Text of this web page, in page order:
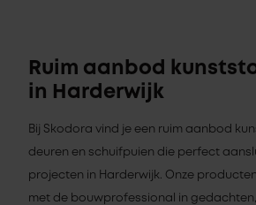
Ruim aanbod
in Harderwijk
Bij Skodora vind je een ruim aanbod
deuren en schuifpuien die perfect
projecten in Harderwijk. Onze
met de bouwprofessional in